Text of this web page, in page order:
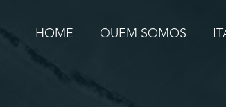
HOME QUEM SOMOS